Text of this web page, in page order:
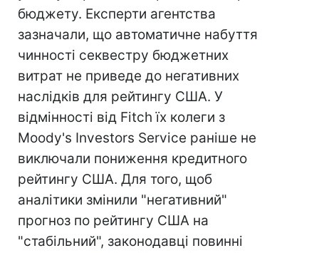
бюджету. Експерти агентства
зазначали, що автоматичне набуття
чинності секвестру бюджетних
витрат не приведе до негативних
наслідків для рейтингу США. У
відмінності від Fitch їх колеги з
Moody's Investors Service раніше не
виключали пониження кредитного
рейтингу США. Для того, щоб
аналітики змінили "негативний"
прогноз по рейтингу США на
"стабільний", законодавці повинні